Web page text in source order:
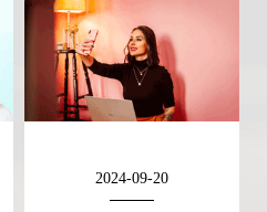
2024-09-20